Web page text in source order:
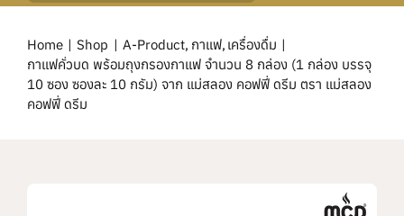
เกี่ยวกับเรา
Home Shop A-Product กาแฟ เครื่องดื่ม
กาแฟคั่วบด พร้อมถุงกรองกาแฟ จำนวน 8 กล่อง (1 กล่อง บรรจุ
10 ซอง ซองละ 10 กรัม) จาก แม่สลอง คอฟฟี่ ดรีม ตรา แม่สลอง
คอฟฟี่ ดรีม